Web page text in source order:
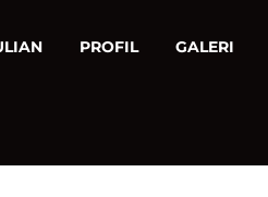
PROFIL GALERI